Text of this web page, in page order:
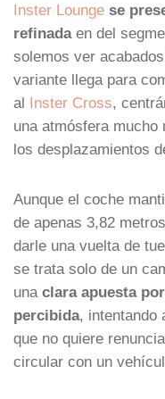
Inster Lounge se
refinadaen del
solemos ver
variante llega para
al Inster Cross,
una atmósfera
los desplazamientos
Aunque el coche
de apenas 3,82
darle una vuelta de
se trata solo de un
una clara apuesta
percibida, intentando
que no quiere
circular con un